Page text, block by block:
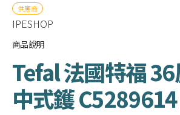
供應商
IPESHOP
商品說明
Tefal 法國特福
中式鑊 C5289614